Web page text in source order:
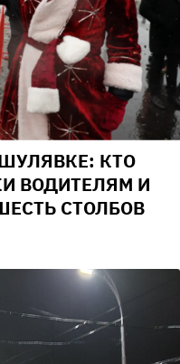
КТО
ВОДИТЕЛЯМ И
СТОЛБОВ